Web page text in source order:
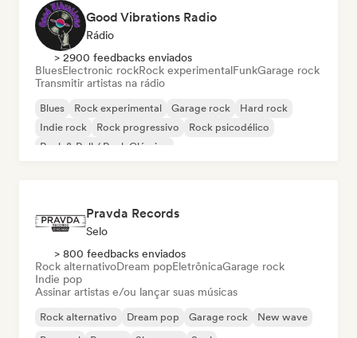
Good Vibrations Radio
Rádio
> 2900 feedbacks enviados
BluesElectronic rockRock experimentalFunkGarage rock
Transmitir artistas na rádio
Blues Rock experimental Garage rock
Hard rock
Indie rock
Rock progressivo
Rock psicodélico
Rock & Roll / Rock Clássico
Pravda Records
Selo
> 800 feedbacks enviados
Rock alternativoDream popEletrônicaGarage rock
Indie pop
Assinar artistas e/ou lançar suas músicas
Rock alternativo Dream pop Garage rock
New wave